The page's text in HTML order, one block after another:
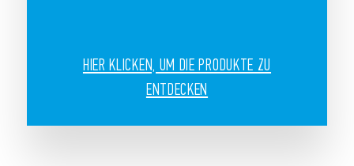
HIER KLICKEN, UM DIE PRODUKTE ZU
ENTDECKEN